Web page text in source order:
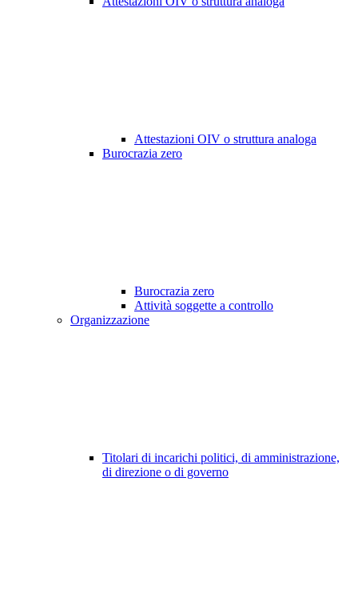
Attestazioni OIV o struttura analoga
Burocrazia zero
Burocrazia zero
Attività soggette a controllo
Organizzazione
Titolari di incarichi politici, di amministrazione,
di direzione o di governo